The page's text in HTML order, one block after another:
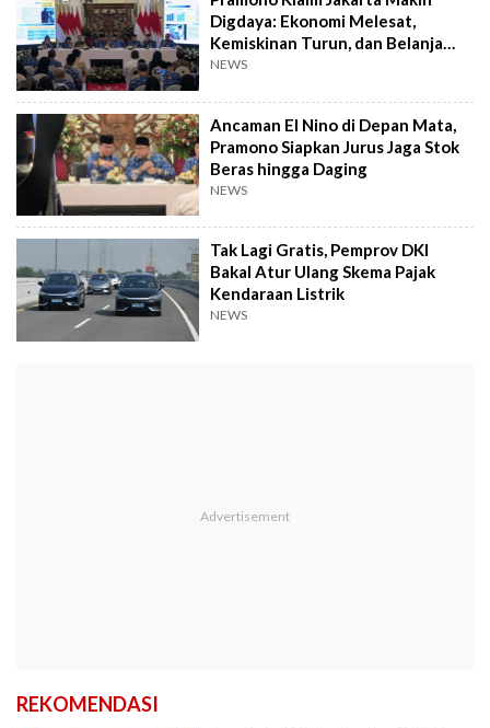
Digdaya: Ekonomi Melesat,
Kemiskinan Turun, dan Belanja
APBD Cetak Rekor
NEWS
Ancaman El Nino di Depan Mata,
Pramono Siapkan Jurus Jaga Stok
Beras hingga Daging
NEWS
Tak Lagi Gratis, Pemprov DKI
Bakal Atur Ulang Skema Pajak
Kendaraan Listrik
NEWS
REKOMENDASI